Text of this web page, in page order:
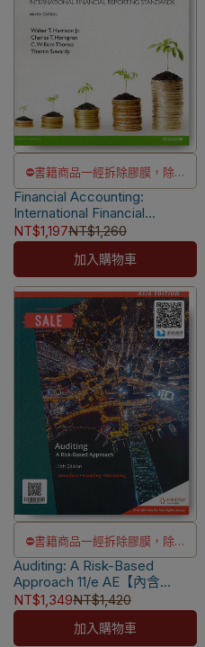
⛔書籍商品一經拆除膠膜，除非
瑕疵換書不提供退貨與退款
✅訂購數量5本以上另有優惠，請
洽LINE客服訂購
Financial Accounting:
International Financial
Reporting Standards 9/e
[Harrison] 0273777807
NT$1,197NT$1,260
加入購物車
⛔書籍商品一經拆除膠膜，除非
瑕疵換書不提供退貨與退款
✅訂購數量5本以上另有優惠，請
洽LINE客服訂購
Auditing: A Risk-Based
Approach 11/e AE【內含
Access Code,經刮除不受退】
[Johnstone/Rittenberg]
9789814834513
NT$1,349NT$1,420
加入購物車